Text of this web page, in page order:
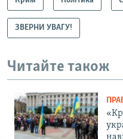
ЗВЕРНИ УВАГУ!
Читайте також